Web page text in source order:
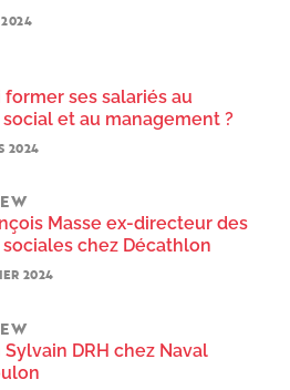
former ses salariés au
et au management ?
2024
Masse ex-directeur des
chez Décathlon
2024
DRH chez Naval